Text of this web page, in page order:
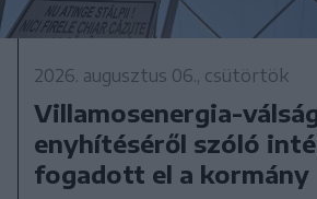
2026. augusztus 06., csütörtök
Villamosenergia-
enyhítéséről szóló
fogadott el a kormány